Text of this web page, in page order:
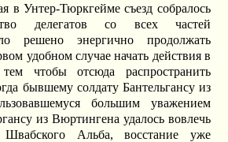
в Унтер-Тюркгейме съезд собралось
делегатов со всех частей
решено энергично продолжать
удобном случае начать действия в
чтобы отсюда распространить
бывшему солдату Бантельгансу из
большим уважением
из Вюртингена удалось вовлечь
Альба, восстание уже